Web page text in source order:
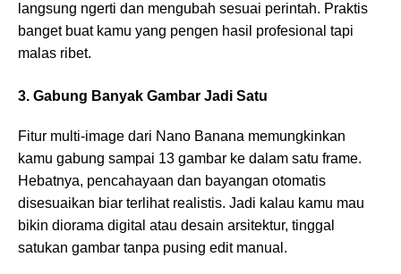
langsung ngerti dan mengubah sesuai perintah. Praktis
banget buat kamu yang pengen hasil profesional tapi
malas ribet.
3. Gabung Banyak Gambar Jadi Satu
Fitur multi-image dari Nano Banana memungkinkan
kamu gabung sampai 13 gambar ke dalam satu frame.
Hebatnya, pencahayaan dan bayangan otomatis
disesuaikan biar terlihat realistis. Jadi kalau kamu mau
bikin diorama digital atau desain arsitektur, tinggal
satukan gambar tanpa pusing edit manual.